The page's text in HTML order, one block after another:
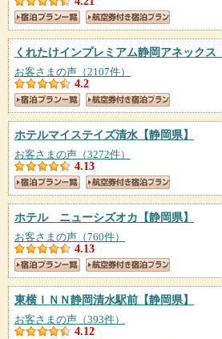
くれたけインプレミアム静岡アネックス
お客さまの声（2107件）
4.2
ホテルマイステイズ清水 【静岡県】
お客さまの声（3272件）
4.13
ホテル ニューシズオカ 【静岡県】
お客さまの声（760件）
4.13
東横ＩＮＮ静岡清水駅前 【静岡県】
お客さまの声（393件）
4.12